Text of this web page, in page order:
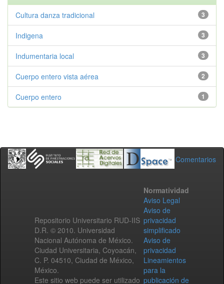
3
Cultura danza tradicional
3
Indigena
3
Indumentaria local
2
Cuerpo entero vista aérea
1
Cuerpo entero
Comentarios
Repositorio Universitario RUD-IIS
D.R. © 2010. Universidad
Nacional Autónoma de México.
Ciudad Universitaria, Coyoacán,
C. P. 04510, Ciudad de México,
México.
Este sitio web puede ser utilizado
Normatividad
Aviso Legal
Aviso de
privacidad
simplificado
Aviso de
privacidad
Lineamientos
para la
publicación de